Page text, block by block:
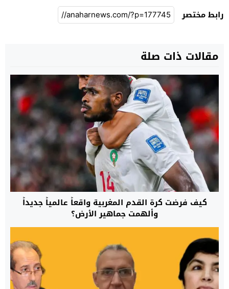
رابط مختصر
مقالات ذات صلة
كيف فرضت كرة القدم المغربية واقعاً عالمياً جديداً
وألهمت جماهير الأرض؟